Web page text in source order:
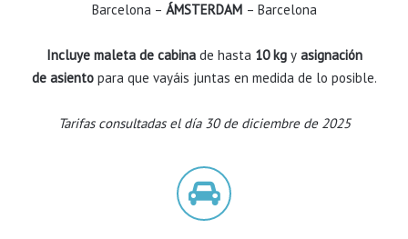
Barcelona – ÁMSTERDAM – Barcelona
Incluye maleta de cabina de hasta 10 kg yasignación
de asiento para que vayáis juntas en medida de lo posible.
Tarifas consultadas el día 30 de diciembre de 2025